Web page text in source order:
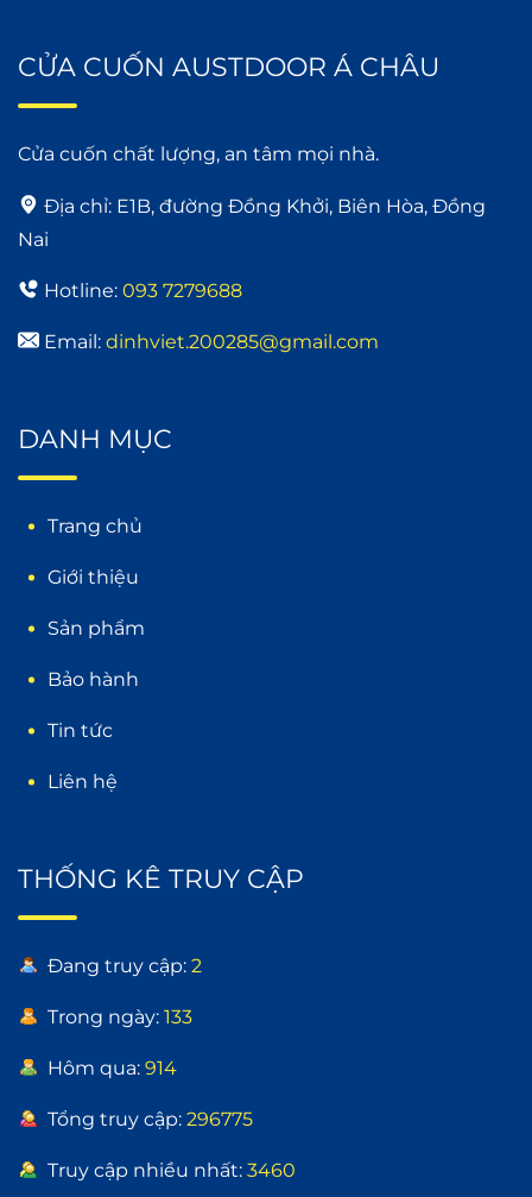
CỬA CUỐN AUSTDOOR Á CHÂU
Cửa cuốn chất lượng, an tâm mọi nhà.
Địa chỉ: E1B, đường Đồng Khởi, Biên Hòa, Đồng
Nai
Hotline: 093 7279688
Email: dinhviet.200285@gmail.com
DANH MỤC
Trang chủ
Giới thiệu
Sản phẩm
Bảo hành
Tin tức
Liên hệ
THỐNG KÊ TRUY CẬP
Đang truy cập: 2
Trong ngày: 133
Hôm qua: 914
Tổng truy cập: 296775
Truy cập nhiều nhất: 3460